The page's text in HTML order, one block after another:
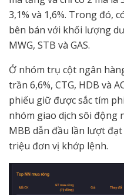
3,1% và 1,6%. Trong đó,
bên bán với khối lượng
MWG, STB và GAS.
Ở nhóm trụ cột ngân
trần 6,6%, CTG, HDB và
phiếu giữ được sắc tím
nhóm giao dịch sôi động
MBB dẫn đầu lần lượt
triệu đơn vị khớp lệnh.